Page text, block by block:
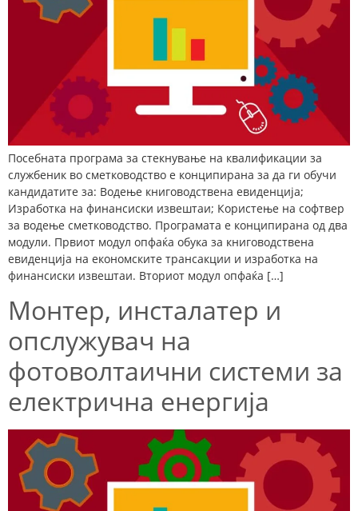
Посебната програма за стекнување на квалификации за
службеник во сметководство е конципирана за да ги обучи
кандидатите за: Водење книговодствена евиденција;
Изработка на финансиски извештаи; Користење на софтвер
за водење сметководство. Програмата е конципирана од два
модули. Првиот модул опфаќа обука за книговодствена
евиденција на економските трансакции и изработка на
финансиски извештаи. Вториот модул опфаќа […]
Монтер, инсталатер и
опслужувач на
фотоволтаични системи за
електрична енергија